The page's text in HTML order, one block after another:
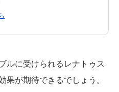
ルに受けられるレナトゥス
が期待できるでしょう。